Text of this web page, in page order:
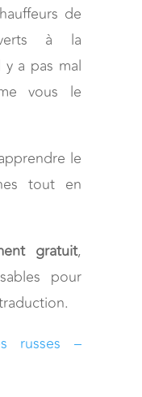
de
à la
a pas mal
vous le
le
tout en
gratuit,
pour
russes –